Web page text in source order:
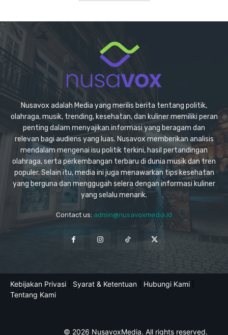
Nusavox adalah Media yang merilis berita tentang politik,
olahraga, musik, trending, kesehatan, dan kuliner memiliki peran
penting dalam menyajikan informasi yang beragam dan
relevan bagi audiens yang luas. Nusavox memberikan analisis
mendalam mengenai isu politik terkini, hasil pertandingan
olahraga, serta perkembangan terbaru di dunia musik dan tren
populer. Selain itu, media ini juga menawarkan tips kesehatan
yang berguna dan menggugah selera dengan informasi kuliner
yang selalu menarik.
Contact us: admin@nusavoxmedia.id
Kebijakan Privasi Syarat & Ketentuan Hubungi Kami
Tentang Kami
© 2026 NusavoxMedia. All rights reserved.